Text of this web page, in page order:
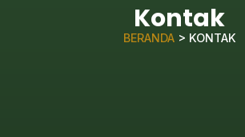
Kontak
BERANDA> KONTAK